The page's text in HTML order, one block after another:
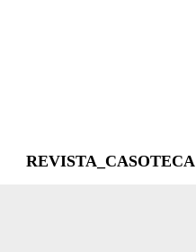
REVISTA_CASOTECA